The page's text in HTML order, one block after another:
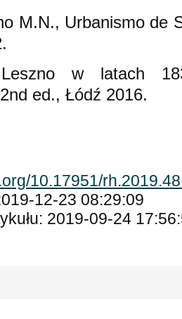
M.N., Urbanismo de
w latach
ed., Łódź 2016.
10.17951/
12-23 08:29:09
2019-09-24